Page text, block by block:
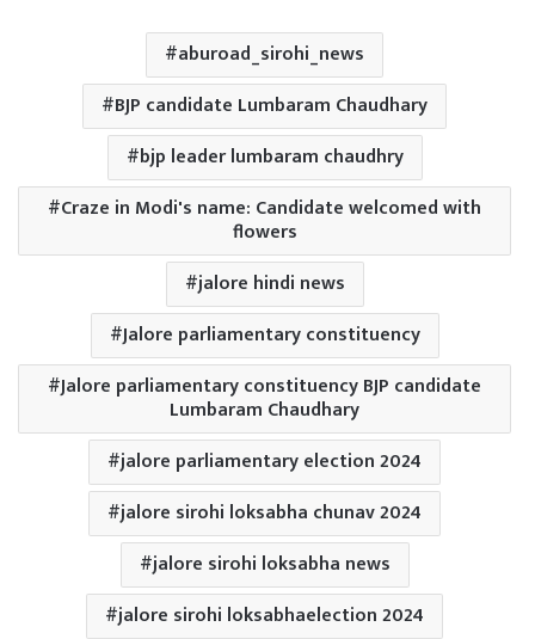
aburoad_sirohi_news
BJP candidate Lumbaram Chaudhary
bjp leader lumbaram chaudhry
Craze in Modi's name: Candidate welcomed with
flowers
jalore hindi news
Jalore parliamentary constituency
Jalore parliamentary constituency BJP candidate
Lumbaram Chaudhary
jalore parliamentary election 2024
jalore sirohi loksabha chunav 2024
jalore sirohi loksabha news
jalore sirohi loksabhaelection 2024